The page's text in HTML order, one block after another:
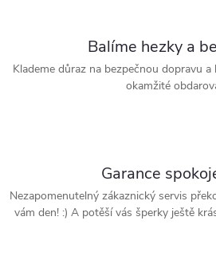
Balíme hezky a
Klademe důraz na bezpečnou dopravu
okamžité
Garance
Nezapomenutelný zákaznický servis
vám den! :) A potěší vás šperky ještě